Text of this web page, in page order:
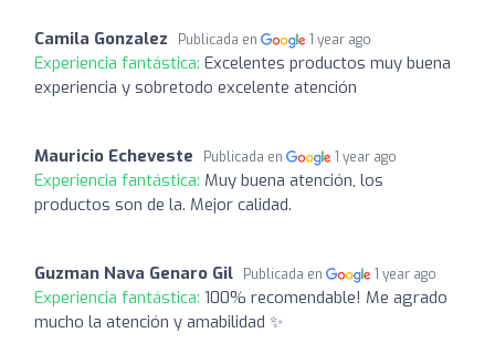
Camila Gonzalez Publicada en 1 year ago
Experiencia fantástica: Excelentes productos muy buena
experiencia y sobretodo excelente atención
Mauricio Echeveste Publicada en 1 year ago
Experiencia fantástica: Muy buena atención, los
productos son de la. Mejor calidad.
Guzman Nava Genaro Gil Publicada en 1 year ago
Experiencia fantástica: 100% recomendable! Me agrado
mucho la atención y amabilidad ✨